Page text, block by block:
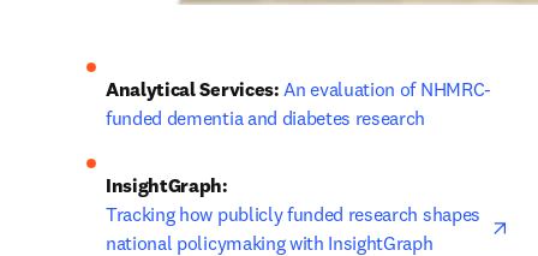
Analytical Services: An evaluation of NHMRC-
funded dementia and diabetes research
InsightGraph:
Tracking how publicly funded research shapes
national policymaking with InsightGraph